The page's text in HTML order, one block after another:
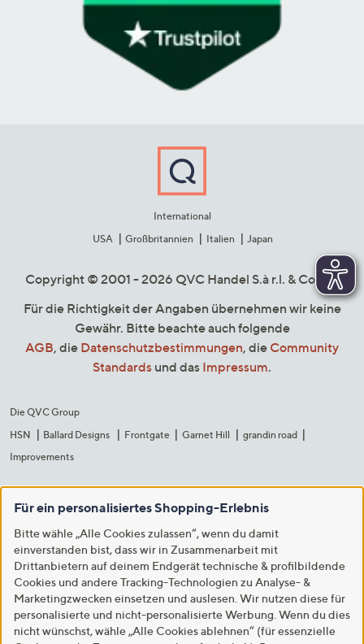
International
USA
Großbritannien Italien Japan
Copyright © 2001 - 2026 QVC Handel S.à r.l. & Co. KG
Für die Richtigkeit der Angaben übernehmen wir keine
Gewähr. Bitte beachte auch folgende
AGB, die Datenschutzbestimmungen, die Community
Standards und das Impressum.
Die QVC Group
HSN
Ballard Designs Frontgate Garnet Hill
grandin road
Improvements
Für ein personalisiertes Shopping-Erlebnis
Bitte wähle „Alle Cookies zulassen“, wenn du damit
einverstanden bist, dass wir in Zusammenarbeit mit
Drittanbietern auf deinem Endgerät technische & profilbildende
Cookies und andere Tracking-Technologien zu Analyse- &
Marketingzwecken einsetzen und auslesen. Wir nutzen diese für
personalisierte und nicht-personalisierte Werbung. Wenn du dies
nicht wünschst, wähle „Alle Cookies ablehnen“ (für essenzielle